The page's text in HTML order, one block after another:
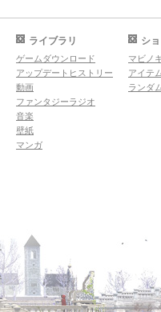
ライブラリ
ゲームダウンロード
アップデートヒストリー
動画
ファンタジーラジオ
音楽
壁紙
マンガ
シ
マビノ
アイテ
ランダ